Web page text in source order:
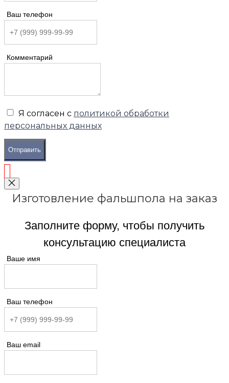
Ваш телефон
Комментарий
Я согласен с политикой обработки
персональных данных
Отправить
Изготовление фальшпола на заказ
Заполните форму, чтобы получить
консультацию специалиста
Ваше имя
Ваш телефон
Ваш email